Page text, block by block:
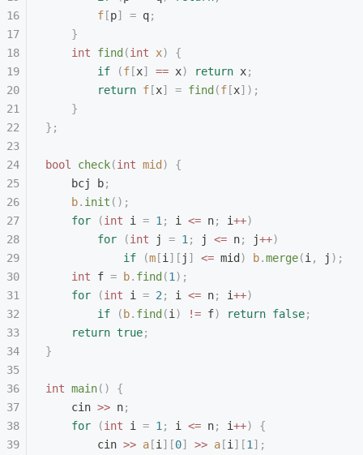
        f
[p] = q;
    }
    int
find (int x)
{
        if
(f [x] == x) return x;
        return
f [x] = find (f [x]);
    }
};
bool check(int mid )
{
    bcj b
;
    b
. init ();
    for
(int i = 1 ; i <= n; i++)
        for
(int j = 1 ; j <= n; j++)
            if
(m [i ][ j ] <= mid ) b.merge(i , j );
    int
f = b. find (1 );
    for
(int i = 2 ; i <= n; i++)
        if
( b. find (i ) != f) return false;
    return
true;
}
int main()
{
    cin
>> n;
    for
(int i = 1 ; i <= n; i++)
{
        cin
>> a [i ][0] >> a [i ][1 ];